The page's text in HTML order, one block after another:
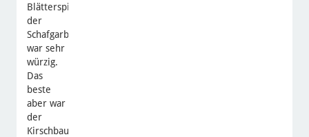
Blätterspitzen
der
Schafgarbe
war sehr
würzig.
Das
beste
aber war
der
Kirschbaum,